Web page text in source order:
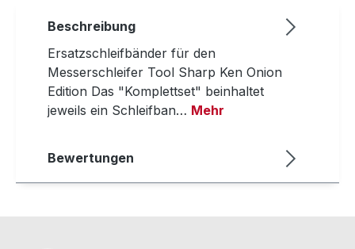
Beschreibung
Ersatzschleifbänder für den
Messerschleifer Tool Sharp Ken Onion
Edition Das "Komplettset" beinhaltet
jeweils ein Schleifban… Mehr
Bewertungen